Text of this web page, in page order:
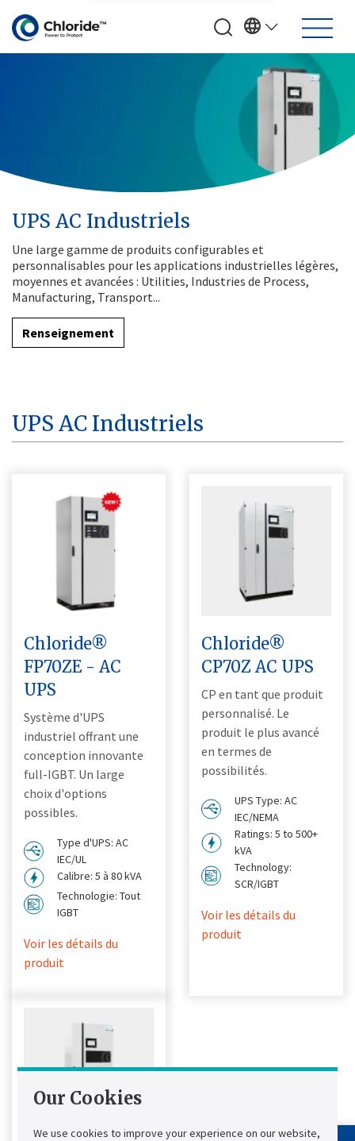
UPS AC Industriels
Une large gamme de produits configurables et
personnalisables pour les applications industrielles légères,
moyennes et avancées : Utilities, Industries de Process,
Manufacturing, Transport...
Renseignement
UPS AC Industriels
Chloride®
FP70ZE - AC
UPS
Système d'UPS
industriel offrant une
conception innovante
full-IGBT. Un large
choix d'options
possibles.
Type d'UPS: AC
IEC/UL
Calibre: 5 à 80 kVA
Technologie: Tout
IGBT
Voir les détails du
produit
Chloride®
CP70Z AC UPS
CP en tant que produit
personnalisé. Le
produit le plus avancé
en termes de
possibilités.
UPS Type: AC
IEC/NEMA
Ratings: 5 to 500+
kVA
Technology:
SCR/IGBT
Voir les détails du
produit
Our Cookies
We use cookies to improve your experience on our website,